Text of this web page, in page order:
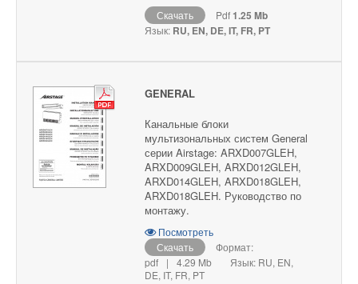
Скачать Pdf1.25 Mb
Язык: RU, EN, DE, IT, FR, PT
GENERAL
Канальные блоки
мультизональных систем General
серии Airstage: ARXD007GLEH,
ARXD009GLEH, ARXD012GLEH,
ARXD014GLEH, ARXD018GLEH,
ARXD018GLEH. Руководство по
монтажу.
Посмотреть
Скачать
Формат:
pdf
| 4.29 Mb
Язык: RU, EN,
DE, IT, FR, PT